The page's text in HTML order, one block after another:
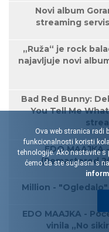
Novi album
streaming
„Ruža“ je rock
najavljuje novi
Bad Red Bunny:
You Tell Me
EDO MAAJKA
(Remastered
Million - "Ogledalo"
EDO MAAJKA -
vinila „No
Ova web stranica radi
funkcionalnosti koristi
tehnologije. Ako nastavite
ćemo da ste suglasni s